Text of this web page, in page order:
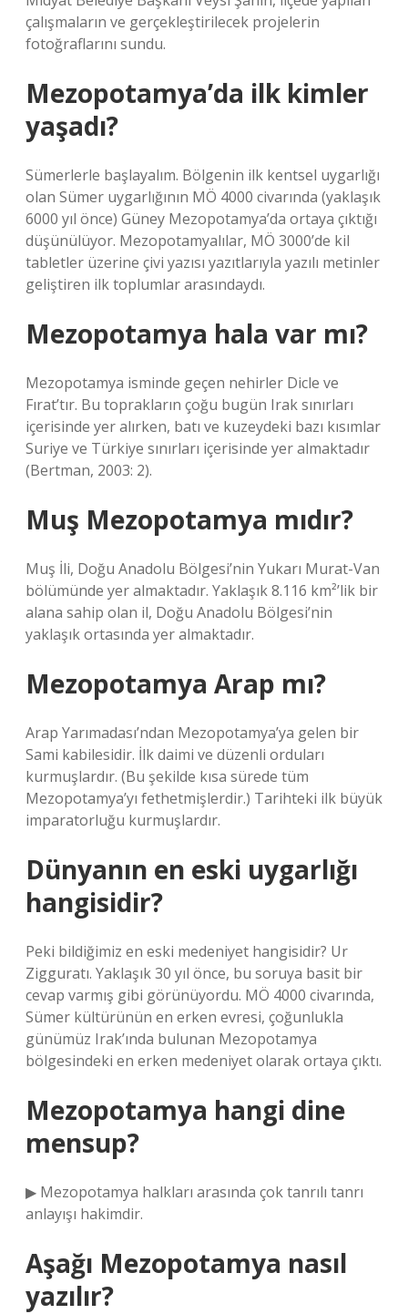
çalışmaların ve gerçekleştirilecek projelerin
fotoğraflarını sundu.
Mezopotamya’da ilk kimler
yaşadı?
Sümerlerle başlayalım. Bölgenin ilk kentsel uygarlığı
olan Sümer uygarlığının MÖ 4000 civarında (yaklaşık
6000 yıl önce) Güney Mezopotamya’da ortaya çıktığı
düşünülüyor. Mezopotamyalılar, MÖ 3000’de kil
tabletler üzerine çivi yazısı yazıtlarıyla yazılı metinler
geliştiren ilk toplumlar arasındaydı.
Mezopotamya hala var mı?
Mezopotamya isminde geçen nehirler Dicle ve
Fırat’tır. Bu toprakların çoğu bugün Irak sınırları
içerisinde yer alırken, batı ve kuzeydeki bazı kısımlar
Suriye ve Türkiye sınırları içerisinde yer almaktadır
(Bertman, 2003: 2).
Muş Mezopotamya mıdır?
Muş İli, Doğu Anadolu Bölgesi’nin Yukarı Murat-Van
bölümünde yer almaktadır. Yaklaşık 8.116 km²’lik bir
alana sahip olan il, Doğu Anadolu Bölgesi’nin
yaklaşık ortasında yer almaktadır.
Mezopotamya Arap mı?
Arap Yarımadası’ndan Mezopotamya’ya gelen bir
Sami kabilesidir. İlk daimi ve düzenli orduları
kurmuşlardır. (Bu şekilde kısa sürede tüm
Mezopotamya’yı fethetmişlerdir.) Tarihteki ilk büyük
imparatorluğu kurmuşlardır.
Dünyanın en eski uygarlığı
hangisidir?
Peki bildiğimiz en eski medeniyet hangisidir? Ur
Zigguratı. Yaklaşık 30 yıl önce, bu soruya basit bir
cevap varmış gibi görünüyordu. MÖ 4000 civarında,
Sümer kültürünün en erken evresi, çoğunlukla
günümüz Irak’ında bulunan Mezopotamya
bölgesindeki en erken medeniyet olarak ortaya çıktı.
Mezopotamya hangi dine
mensup?
▶ Mezopotamya halkları arasında çok tanrılı tanrı
anlayışı hakimdir.
Aşağı Mezopotamya nasıl
yazılır?